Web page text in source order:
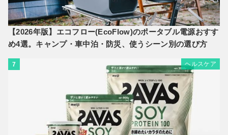
【2026年版】エコフロー(EcoFlow)のポータブル電源おすす
め4選。キャンプ・車中泊・防災、使うシーン別の選び方
7 ヘルスケア